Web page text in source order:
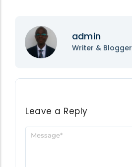
admin
Writer & Blogger
Leave a Reply